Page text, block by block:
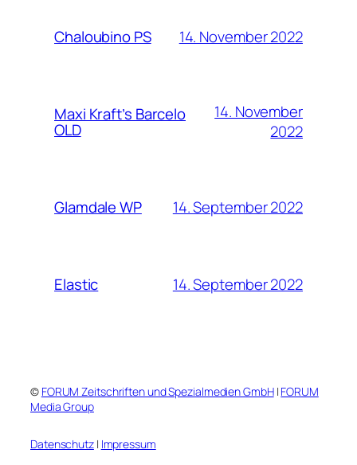
Chaloubino PS 14. November 2022
Maxi Kraft’s Barcelo
OLD
14. November
2022
Glamdale WP 14. September 2022
Elastic 14. September 2022
© FORUM Zeitschriften und Spezialmedien GmbH| FORUM
Media Group
Datenschutz| Impressum